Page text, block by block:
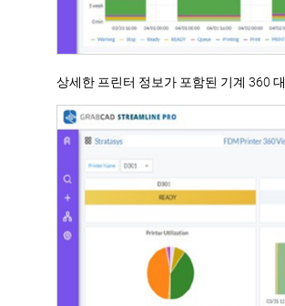
상세한 프린터 정보가 포함된 기계 360